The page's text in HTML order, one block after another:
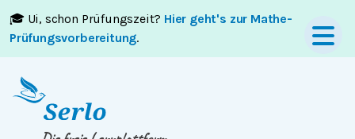
🎓 Ui, schon Prüfungszeit? Hier geht's zur Mathe-
Prüfungsvorbereitung.
Springe zumInhaltoderFooter